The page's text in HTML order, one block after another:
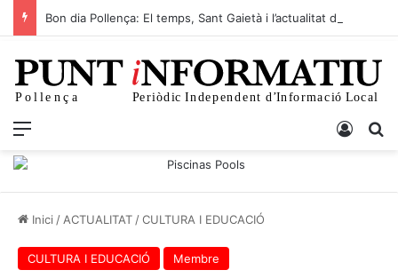
Menu
Inici /ACTUALITAT/CULTURA I EDUCACIÓ
CULTURA I EDUCACIÓ Membre